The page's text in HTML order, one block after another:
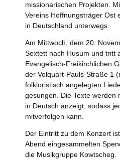
missionarischen Projekten.
Vereins Hoffnungsträger Ost
in Deutschland unterwegs.
Am Mittwoch, dem 20.
Sextett nach Husum und tritt
Evangelisch-Freikirchlichen
der Volquart-Pauls-Straße 1
folkloristisch angelegten
gesungen. Die Texte werden
in Deutsch anzeigt, sodass
mitverfolgen kann.
Der Eintritt zu dem Konzert
Abend eingesammelten
die Musikgruppe Kowtscheg.